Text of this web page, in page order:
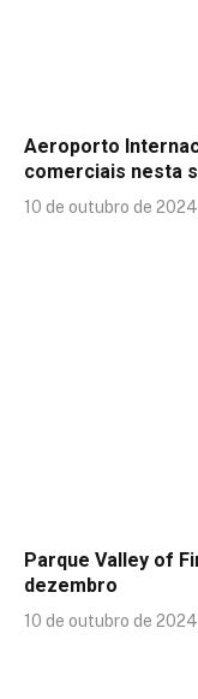
Aeroporto
comerciais nesta
10 de outubro de 2024
Parque Valley of
dezembro
10 de outubro de 2024